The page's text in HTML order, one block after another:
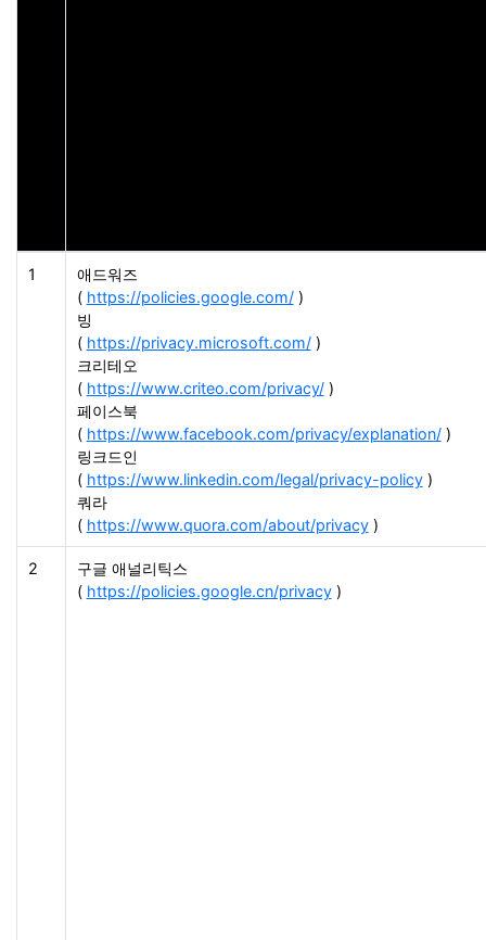
1
애드워즈
( https://policies.google.com/)
빙
( https://privacy.microsoft.com/)
크리테오
( https://www.criteo.com/privacy/)
페이스북
( https://www.facebook.com/privacy/explanation/)
링크드인
( https://www.linkedin.com/legal/privacy-policy)
쿼라
( https://www.quora.com/about/privacy)
2
구글 애널리틱스
( https://policies.google.cn/privacy)